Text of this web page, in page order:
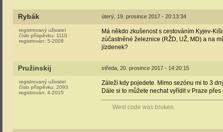
Rybák úterý, 19. prosince 2017 - 20:13:34
registrovaný uživatel
číslo příspěvku: 1110
registrován: 5-2008
Má někdo zkušenost s cestováním Kyjev-
zúčastněné železnice (RŽD, UŽ, MD) a na
jízdenek?
Pružinskij středa, 20. prosince 2017 - 14:20:15
registrovaný uživatel
číslo příspěvku: 2093
registrován: 4-2015
Záleží kdy pojedete. Mimo sezónu mi to 3
Dále si to můžete nechat vyřídit v Praze
West code was broken.